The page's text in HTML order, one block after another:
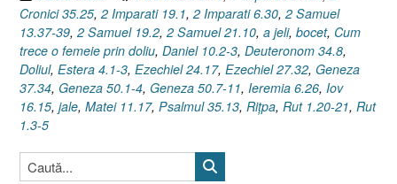
2
Samuel
21.10]”
Cronici 35.25, 2 Imparati 19.1, 2 Imparati 6.30, 2 Samuel
13.37-39, 2 Samuel 19.2, 2 Samuel 21.10, a jeli, bocet, Cum
trece o femeie prin doliu, Daniel 10.2-3, Deuteronom 34.8,
Doliul, Estera 4.1-3, Ezechiel 24.17, Ezechiel 27.32, Geneza
37.34, Geneza 50.1-4, Geneza 50.7-11, Ieremia 6.26, Iov
16.15, jale, Matei 11.17, Psalmul 35.13, Riţpa, Rut 1.20-21, Rut
1.3-5